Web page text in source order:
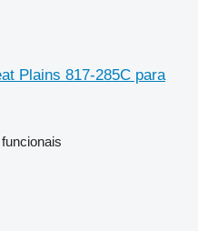
Plains 817-285C para